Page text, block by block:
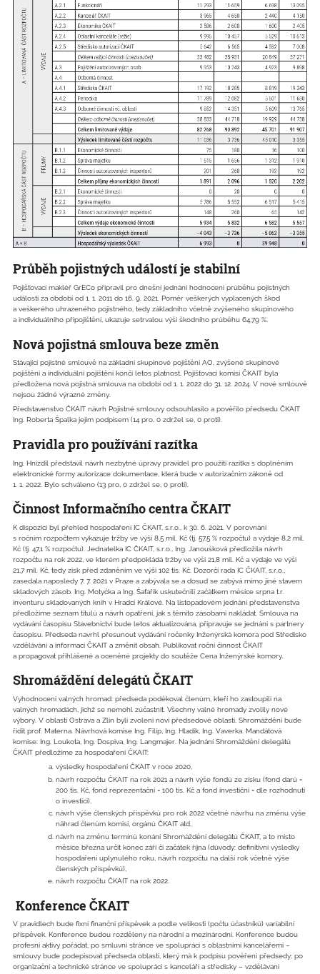
Průběh pojistných událostí je stabilní
Pojišťovací makléř GrECo připravil pro dnešní jednání hodnocení průběhu pojistných
událostí za období od 1. 1. 2011 do 16. 9. 2021. Poměr veškerých vyplacených škod
a veškerého uhrazeného pojistného, tedy základního včetně zvýšeného skupinového
a individuálního připojištění, ukazuje setrvalou výši škodního průběhu 64,79 %.
Nová pojistná smlouva beze změn
Stávající pojistné smlouvě na základní skupinové pojištění AO, zvýšené skupinové
pojištění a individuální pojištění končí letos platnost. Pojišťovací komisí ČKAIT byla
předložena nová pojistná smlouva na období od 1. 1. 2022 do 31. 12. 2024. V nové smlouvě
nejsou žádné výrazné změny.
Představenstvo ČKAIT návrh Pojistné smlouvy odsouhlasilo a pověřilo předsedu ČKAIT
Ing. Roberta Špalka jejím podpisem (14 pro, 0 zdržel se, 0 proti).
Pravidla pro používání razítka
Ing. Hnízdil představil návrh nezbytné úpravy pravidel pro použití razítka s doplněním
elektronické formy autorizace dokumentace, která bude v autorizačním zákoně od
1. 1. 2022. Bylo schváleno (13 pro, 0 zdržel se, 0 proti).
Činnost Informačního centra ČKAIT
K dispozici byl přehled hospodaření IC ČKAIT, s.r.o., k 30. 6. 2021. V porovnání
s ročním rozpočtem vykazuje tržby ve výši 8,5 mil. Kč (tj. 57,5 % rozpočtu) a výdaje 8,2 mil.
Kč (tj. 47,1 % rozpočtu). Jednatelka IC ČKAIT, s.r.o., Ing. Janoušková předložila návrh
rozpočtu na rok 2022, ve kterém předpokládá tržby ve výši 21,8 mil. Kč a výdaje ve výši
21,7 mil. Kč, tedy zisk před zdaněním ve výši 102 tis. Kč. Dozorčí rada IC ČKAIT, s.r.o.,
zasedala naposledy 7. 7. 2021 v Praze a zabývala se a dosud se zabývá mimo jiné stavem
skladových zásob. Ing. Motyčka a Ing. Šafařík uskutečnili začátkem měsíce srpna t.r.
inventuru skladovaných knih v Hradci Králové. Na listopadovém jednání představenstva
předložíme seznam titulů a návrh opatření, jak s těmito zásobami nakládat. Smlouva na
vydávání časopisu Stavebnictví bude letos aktualizována, připravuje se jednání s partnery
časopisu. Předseda navrhl přesunout vydávání ročenky Inženýrská komora pod Středisko
vzdělávání a informací ČKAIT a změnit obsah. Publikovat roční činnost ČKAIT
a propagovat přihlášené a oceněné projekty do soutěže Cena Inženýrské komory.
Shromáždění delegátů ČKAIT
Vyhodnocení valných hromad: předseda poděkoval členům, kteří ho zastoupili na
valných hromadách, jichž se nemohl zúčastnit. Všechny valné hromady zvolily nové
výbory. V oblasti Ostrava a Zlín byli zvoleni noví předsedové oblastí. Shromáždění bude
řídit prof. Materna. Návrhová komise Ing. Filip, Ing. Hladík, Ing. Vaverka. Mandátová
komise: Ing. Loukota, Ing. Dospiva, Ing. Langmajer. Na jednání Shromáždění delegátů
ČKAIT předložíme za hospodaření ČKAIT:
výsledky hospodaření ČKAIT v roce 2020,
návrh rozpočtu ČKAIT na rok 2021 a návrh výše fondů ze zisku (fond darů =
200 tis. Kč, fond reprezentační = 100 tis. Kč a fond investiční = dle rozhodnutí
o investici),
návrh výše členských příspěvků pro rok 2022 včetně návrhu na změnu výše
náhrad členům komisí, orgánů ČKAIT atd,
návrh na změnu termínů konání Shromáždění delegátů ČKAIT, a to místo
měsíce března určit konec září či začátek října (důvody: definitivní výsledky
hospodaření uplynulého roku, návrh rozpočtu na další rok včetně výše
členských příspěvků),
návrh rozpočtu ČKAIT na rok 2022.
Konference ČKAIT
V pravidlech bude fixní finanční příspěvek a podle velikosti (počtu účastníků) variabilní
příspěvek. Konference budou rozděleny na národní a mezinárodní. Konference budou
profesní aktivy pořádat, po smluvní stránce ve spolupráci s oblastními kancelářemi –
smlouvy bude podepisovat předseda oblasti, který má k podpisu pověření předsedy; po
organizační a technické stránce ve spolupráci s kanceláří a středisky – vzdělávaní